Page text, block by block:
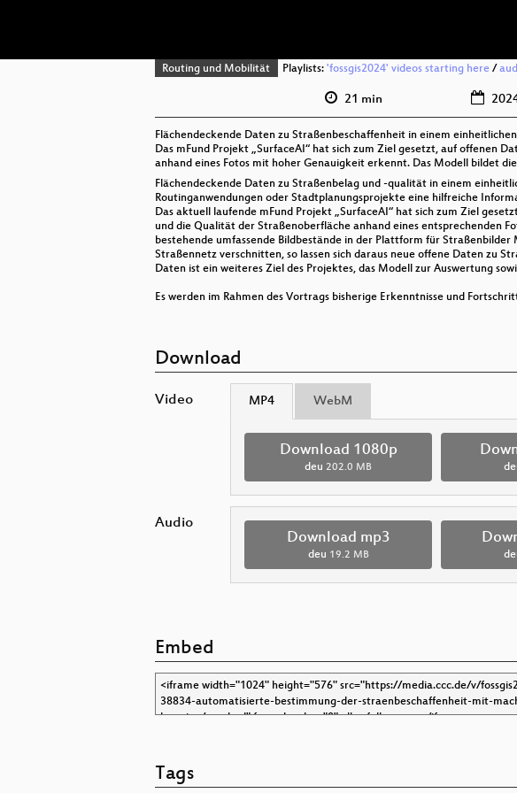
Routing und Mobilität Playlists: 'fossgis2024' videos starting here/
21 min
Flächendeckende Daten zu Straßenbeschaffenheit in einem
Das mFund Projekt „SurfaceAI“ hat sich zum Ziel gesetzt, auf offenen
anhand eines Fotos mit hoher Genauigkeit erkennt. Das Modell bildet
Flächendeckende Daten zu Straßenbelag und -qualität in einem
Routinganwendungen oder Stadtplanungsprojekte eine hilfreiche
Das aktuell laufende mFund Projekt „SurfaceAI“ hat sich zum Ziel
und die Qualität der Straßenoberfläche anhand eines entsprechenden
bestehende umfassende Bildbestände in der Plattform für
Straßennetz verschnitten, so lassen sich daraus neue offene Daten zu
Daten ist ein weiteres Ziel des Projektes, das Modell zur Auswertung
Es werden im Rahmen des Vortrags bisherige Erkenntnisse und
Download
Video MP4 WebM
Download 1080p
deu 202.0 MB
Audio
Download mp3
deu 19.2 MB
Embed
Tags